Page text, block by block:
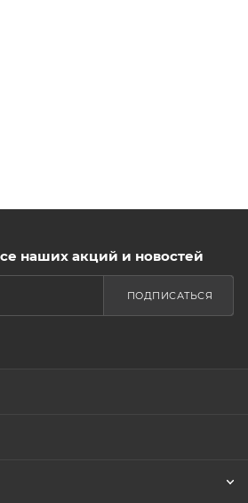
наших акций и новостей
ПОДПИСАТЬСЯ